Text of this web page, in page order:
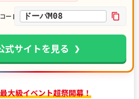
ード ドーパM08
式サイトを見る
大級イベント超祭開幕！